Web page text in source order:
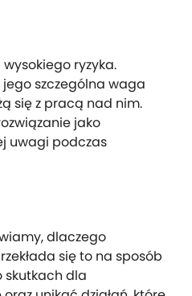
ryzyka.
szczególna waga
się z pracą nad nim.
jako
uwagi podczas
dlaczego
się to na sposób
skutkach dla